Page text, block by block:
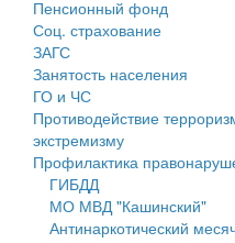
Персональные данные
Оценка регулирующего
Деятельность МУ
Нормативы
Правила
Пенсионный фонд
Соц. страхование
ЗАГС
Занятость населения
ГО и ЧС
Противодействие
экстремизму
Профилактика
ГИБДД
МО МВД "Кашинский"
Антинаркотический